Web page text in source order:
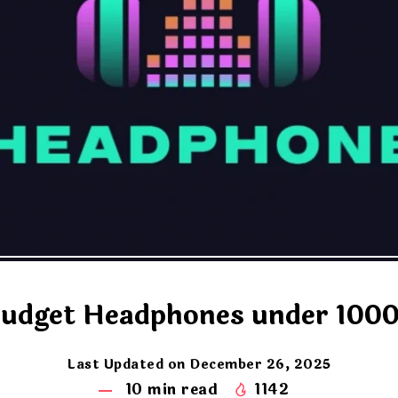
Headphones under
Last Updated on December 26, 2025
10 min read 1142